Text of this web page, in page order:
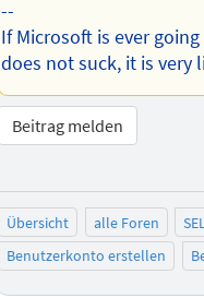
--
If Microsoft is ever
does not suck, it is very
Beitrag melden
Übersicht alle Foren
Benutzerkonto erstellen